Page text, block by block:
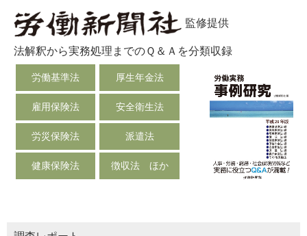
監修提供
法解釈から実務処理までのＱ＆Ａを分類収録
労働基準法 厚生年金法
雇用保険法 安全衛生法
労災保険法 派遣法
健康保険法 徴収法 ほか